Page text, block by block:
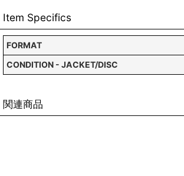
Item Specifics
FORMAT
CONDITION - JACKET/DISC
関連商品